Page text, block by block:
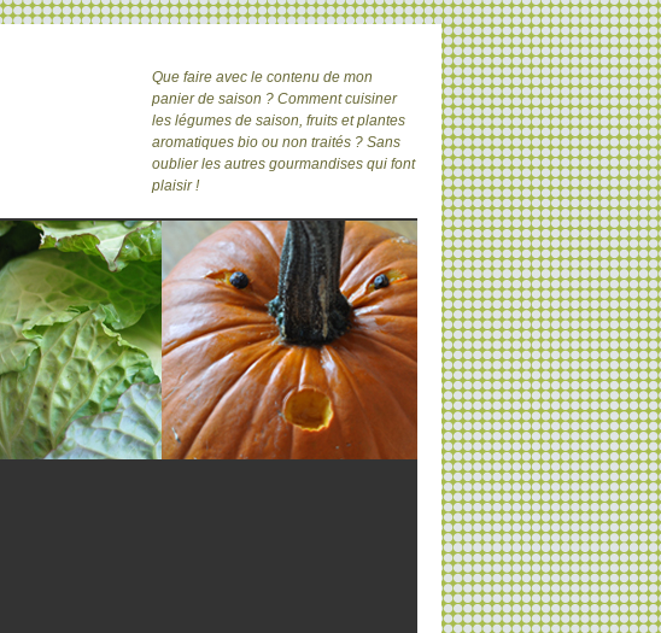
Que faire avec le contenu de mon
panier de saison ? Comment cuisiner
les légumes de saison, fruits et plantes
aromatiques bio ou non traités ? Sans
oublier les autres gourmandises qui font
plaisir !